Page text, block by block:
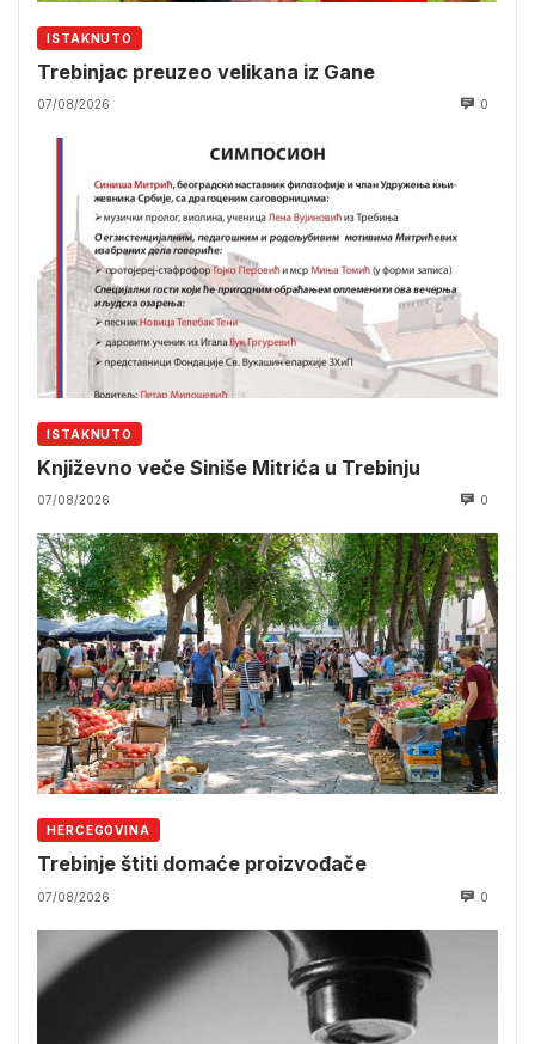
ISTAKNUTO
Trebinjac preuzeo velikana iz Gane
07/08/2026 0
ISTAKNUTO
Književno veče Siniše Mitrića u Trebinju
07/08/2026 0
HERCEGOVINA
Trebinje štiti domaće proizvođače
07/08/2026 0